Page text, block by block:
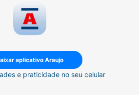
aplicativo Araujo
e praticidade no seu celular